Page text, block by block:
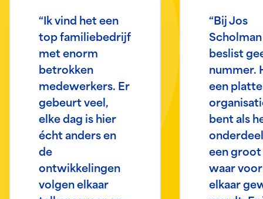
“Ik vind het een
top familiebedrijf
met enorm
betrokken
medewerkers. Er
gebeurt veel,
elke dag is hier
écht anders en
de
ontwikkelingen
volgen elkaar
“Bij Jos
beslist
nummer.
een platte
bent als
een groot
waar
elkaar